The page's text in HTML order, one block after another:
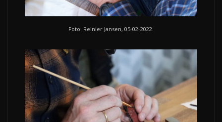
Foto: Reinier Jansen, 05-02-2022.